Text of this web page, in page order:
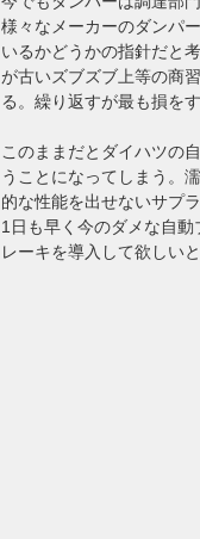
様々なメーカーのダンパ
いるかどうかの指針だと
が古いズブズブ上等の商
る。繰り返すが最も損を
このままだとダイハツの
うことになってしまう。
的な性能を出せないサプ
1日も早く今のダメな自
レーキを導入して欲しいと